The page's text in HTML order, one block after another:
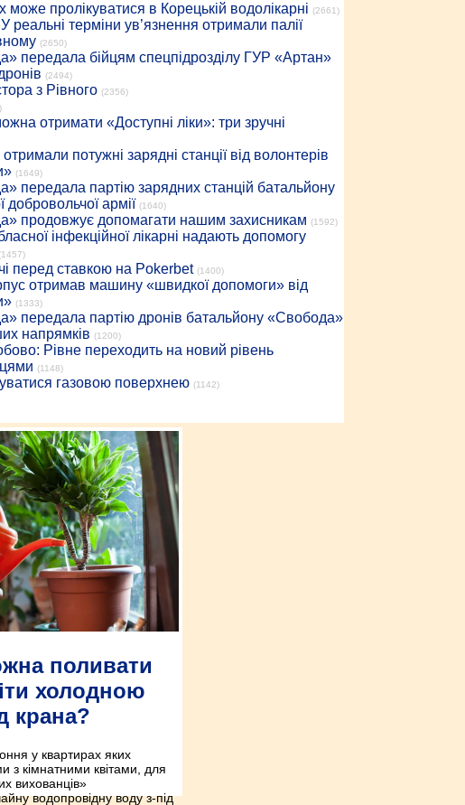
може пролікуватися в Корецькій водолікарні (2661)
терміни ув’язнення отримали палії
(2650)
передала бійцям спецпідрозділу ГУР «Артан»
(2494)
з Рівного (2356)
отримати «Доступні ліки»: три зручні
потужні зарядні станції від волонтерів
(1649)
передала партію зарядних станцій батальйону
добровольчої армії (1640)
продовжує допомагати нашим захисникам (1592)
інфекційної лікарні надають допомогу
(1457)
перед ставкою на Pokerbet (1400)
отримав машину «швидкої допомоги» від
(1333)
передала партію дронів батальйону «Свобода»
напрямків (1200)
Рівне переходить на новий рівень
(1148)
газовою поверхнею (1142)
поливати
холодною
крана?
у квартирах яких
з кімнатними квітами, для
вихованців»
водопровідну воду з-під